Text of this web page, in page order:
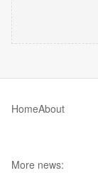
HomeAbout
More news: